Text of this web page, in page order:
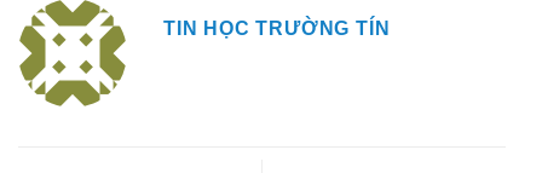
TIN HỌC TRƯỜNG TÍN